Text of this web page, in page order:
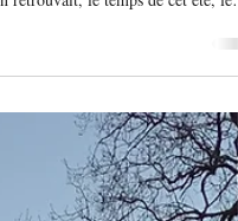
"Poétique Intérieure", nous avons
retrouvait, le temps de cet été, le
coeur une poésie, de pouvoir la
la chanter sous la douche, la
d’un enfant pour s’endormir ?
que nous vous proposons pour
L'amoureuse de Paul Eluard